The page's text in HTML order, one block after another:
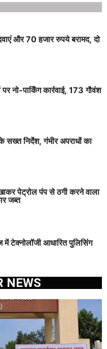
और 70 हजार रुपये बरामद, दो
नो-पार्किंग कार्रवाई, 173 गौवंश
सख्त निर्देश, गंभीर अपराधों का
पेट्रोल पंप से ठगी करने वाला
जब्त
टेक्नोलॉजी आधारित पुलिसिंग
NEWS